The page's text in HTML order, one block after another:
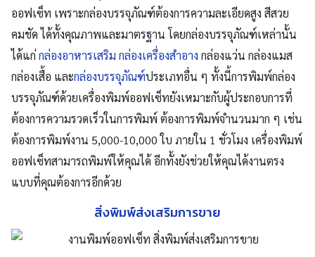
ออฟเซ็ท เพราะกล่องบรรจุภัณฑ์ต้องการความละเอียดสูง สีสวย
คมชัด ได้ทั้งคุณภาพและมาตรฐาน โดยกล่องบรรจุภัณฑ์เหล่านั้น
ได้แก่กล่องอาหารเสริม กล่องเครื่องสำอาง กล่องแว่น กล่องแมส
กล่องเสื้อ และกล่องบรรจุภัณฑ์ประเภทอื่น ๆ ทั้งนี้การพิมพ์กล่อง
บรรจุภัณฑ์ด้วยเครื่องพิมพ์ออฟเซ็ทยังเหมาะกับผู้ประกอบการที่
ต้องการความรวดเร็วในการพิมพ์ ต้องการพิมพ์จำนวนมาก ๆ เช่น
ต้องการพิมพ์งาน 5,000-10,000 ใบ ภายใน 1 ชั่วโมง เครื่องพิมพ์
ออฟเซ็ทสามารถพิมพ์ให้คุณได้ อีกทั้งยังช่วยให้คุณได้งานตรง
แบบที่คุณต้องการอีกด้วย
สิ่งพิมพ์ส่งเสริมการขาย